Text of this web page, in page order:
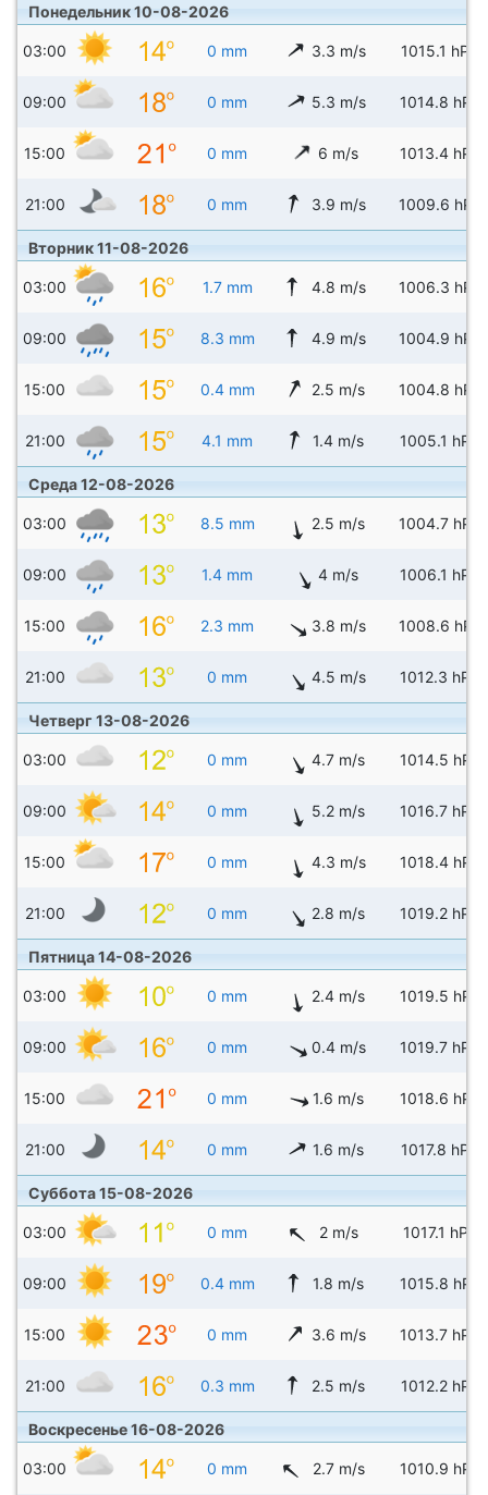
Понедельник 10-08-2026
03:00 0 mm 3.3 m/s 1015.1 hPa
09:00 0 mm 5.3 m/s 1014.8 hPa
15:00 0 mm 6 m/s 1013.4 hPa
21:00 0 mm 3.9 m/s 1009.6 hPa
Вторник 11-08-2026
03:00 1.7 mm 4.8 m/s 1006.3 hPa
09:00 8.3 mm 4.9 m/s 1004.9 hPa
15:00 0.4 mm 2.5 m/s 1004.8 hPa
21:00 4.1 mm 1.4 m/s 1005.1 hPa
Среда 12-08-2026
03:00 8.5 mm 2.5 m/s 1004.7 hPa
09:00 1.4 mm 4 m/s 1006.1 hPa
15:00 2.3 mm 3.8 m/s 1008.6 hPa
21:00 0 mm 4.5 m/s 1012.3 hPa
Четверг 13-08-2026
03:00 0 mm 4.7 m/s 1014.5 hPa
09:00 0 mm 5.2 m/s 1016.7 hPa
15:00 0 mm 4.3 m/s 1018.4 hPa
21:00 0 mm 2.8 m/s 1019.2 hPa
Пятница 14-08-2026
03:00 0 mm 2.4 m/s 1019.5 hPa
09:00 0 mm 0.4 m/s 1019.7 hPa
15:00 0 mm 1.6 m/s 1018.6 hPa
21:00 0 mm 1.6 m/s 1017.8 hPa
Суббота 15-08-2026
03:00 0 mm 2 m/s 1017.1 hPa
09:00 0.4 mm 1.8 m/s 1015.8 hPa
15:00 0 mm 3.6 m/s 1013.7 hPa
21:00 0.3 mm 2.5 m/s 1012.2 hPa
Воскресенье 16-08-2026
03:00 0 mm 2.7 m/s 1010.9 hPa